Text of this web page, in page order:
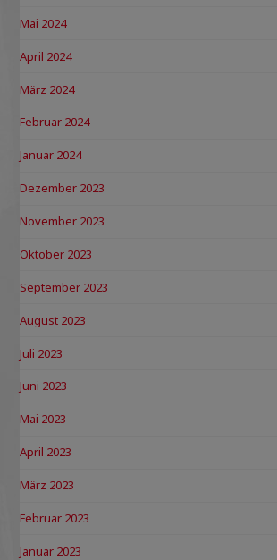
Mai 2024
April 2024
März 2024
Februar 2024
Januar 2024
Dezember 2023
November 2023
Oktober 2023
September 2023
August 2023
Juli 2023
Juni 2023
Mai 2023
April 2023
März 2023
Februar 2023
Januar 2023